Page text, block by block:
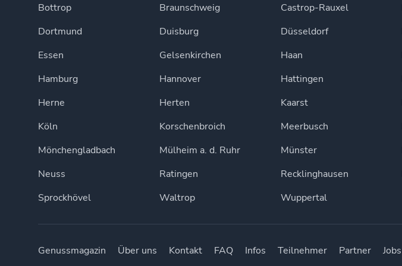
Bottrop
Braunschweig Castrop-Rauxel
Dortmund
Duisburg Düsseldorf
Essen
Gelsenkirchen Haan
Hamburg
Hannover Hattingen
Herne
Herten Kaarst
Köln
Korschenbroich Meerbusch
Mönchengladbach
Mülheim a. d. Ruhr Münster
Neuss
Ratingen Recklinghausen
Sprockhövel
Waltrop Wuppertal
Genussmagazin Über uns Kontakt FAQ Infos Teilnehmer Partner Jobs